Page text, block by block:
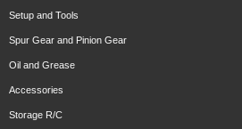
Setup and Tools
Spur Gear and Pinion Gear
Oil and Grease
Accessories
Storage R/C